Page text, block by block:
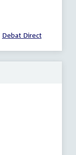
Debat Direct